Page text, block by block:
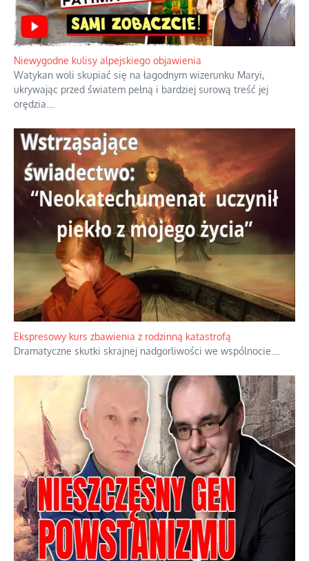
Duchowa apteczka bez teologicznych podróbek
Instrukcja obsługi łaski z ominięciem duchowych skrótów.
Niewygodne kulisy alpejskiego objawienia
Watykan woli skupiać się na łagodnym wizerunku Maryi,
ukrywając przed światem pełną i bardziej surową treść jej
orędzia....